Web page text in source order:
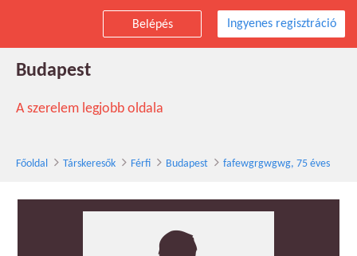
Belépés Ingyenes regisztráció
fafewgrgwgwg társkereső férfi, 75 éves,
Budapest
A szerelem legjobb oldala
Főoldal Társkeresők Férfi Budapest fafewgrgwgwg, 75 éves